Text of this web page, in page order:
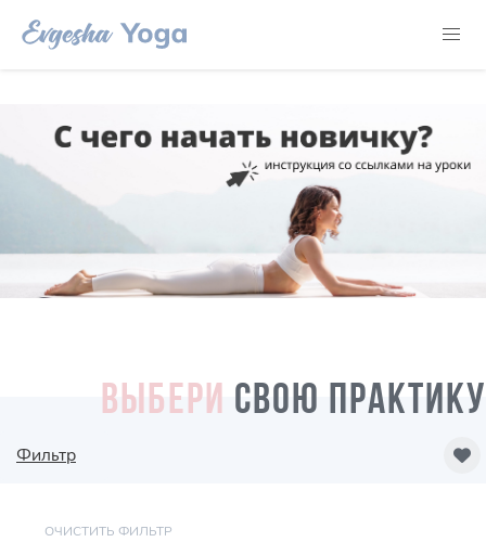
ВЫБЕРИ СВОЮ ПРАКТИКУ
Фильтр
ОЧИСТИТЬ ФИЛЬТР